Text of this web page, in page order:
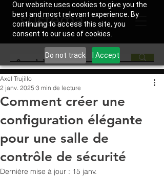
Our website uses cookies to give you the
best and most relevant experience. By
continuing to access this site, you
consent to our use of cookies.
Do not track I Accept
Comment créer une
configuration élégante
pour une salle de
contrôle de sécurité
Axel Trujillo
2 janv. 2025 3 min de lecture
Dernière mise à jour : 15 janv.